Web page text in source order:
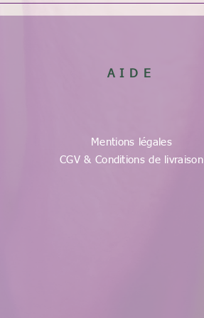
AIDE
Mentions légales
CGV & Conditions de livraison